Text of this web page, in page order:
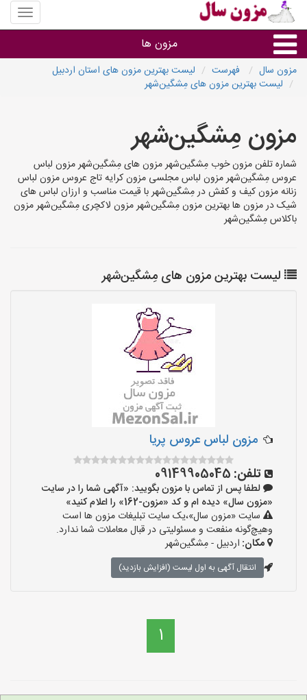
منوی
سایت
سال
مزون ها
گروه ها
استان ها
مزون سال فهرست
لیست بهترین مزون های استان اردبیل
لیست بهترین مزون های مِشگین‌شهر
مزون مِشگین‌شهر
شماره تلفن مزون خوب مِشگین‌شهر مزون های مِشگین‌شهر مزون لباس
عروس مِشگین‌شهر مزون لباس مجلسی مزون کرایه تاج عروس مزون لباس
زنانه مزون کیف و کفش در مِشگین‌شهر با قیمت مناسب و ارزان لباس های
شیک در مزون ها بهترین مزون مِشگین‌شهر مزون لاکچری مِشگین‌شهر مزون
باکلاس مِشگین‌شهر
لیست بهترین مزون های مِشگین‌شهر
مزون لباس عروس پریا
تلفن: 09149905045
لطفا پس از تماس با مزون بگویید: «آگهی شما را در سایت
«مزون سال» دیده ام و کد «مزون-162» را اعلام کنید»
سایت «مزون سال»،یک سایت تبلیغات مزون ها است
وهیچ‌گونه منفعت و مسئولیتی در قبال معاملات شما ندارد.
مکان: اردبیل - مِشگین‌شهر
انتقال آگهی به اول لیست (افزایش بازدید)
1